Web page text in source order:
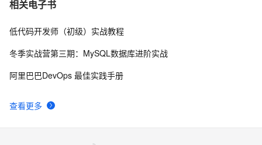
8 是 Rust 太难了，还是主流编程本来就这么折磨人？
探索和实践
相关电子书
查看更多
低代码开发师（初级）实战教程
冬季实战营第三期：MySQL数据库进阶实战
阿里巴巴DevOps 最佳实践手册